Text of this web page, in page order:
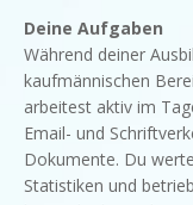
Deine Aufgaben
Während deiner
kaufmännischen
arbeitest aktiv im
Email- und
Dokumente. Du
Statistiken und